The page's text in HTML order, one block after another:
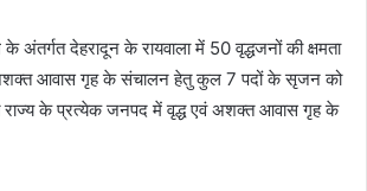
अंतर्गत देहरादून के रायवाला में 50 वृद्धजनों की क्षमता
अशक्त आवास गृह के संचालन हेतु कुल 7 पदों के सृजन को
राज्य के प्रत्येक जनपद में वृद्ध एवं अशक्त आवास गृह के